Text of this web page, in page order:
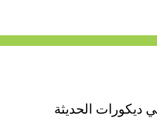
ديكورات الحديثة